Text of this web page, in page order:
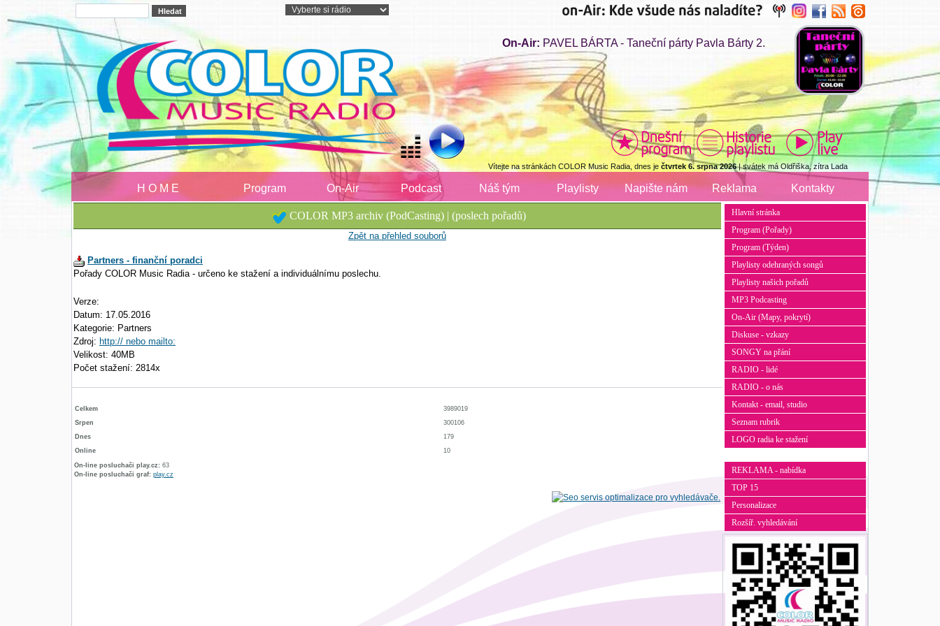
On-Air: PAVEL BÁRTA - Taneční párty Pavla Bárty 2.
Vítejte na stránkách COLOR Music Radia, dnes je čtvrtek 6. srpna 2026| svátek má Oldřiška, zítra Lada
H O M E Program On-Air Podcast Náš tým Playlisty Napište nám Reklama Kontakty
COLOR MP3 archiv (PodCasting) | (poslech pořadů)
Zpět na přehled souborů
Partners - finanční poradci
Pořady COLOR Music Radia - určeno ke stažení a individuálnímu poslechu.
Verze:
Datum: 17.05.2016
Kategorie: Partners
Zdroj: http:// nebo mailto:
Velikost: 40MB
Počet stažení: 2814x
Celkem
3989019
Srpen
300106
Dnes
179
Online
10
On-line posluchači play.cz: 63
On-line posluchači graf: play.cz
Hlavní stránka
Program (Pořady)
Program (Týden)
Playlisty odehraných songů
Playlisty našich pořadů
MP3 Podcasting
On-Air (Mapy, pokrytí)
Diskuse - vzkazy
SONGY na přání
RADIO - lidé
RADIO - o nás
Kontakt - email, studio
Seznam rubrik
LOGO radia ke stažení
REKLAMA - nabídka
TOP 15
Personalizace
Rozšíř. vyhledávání